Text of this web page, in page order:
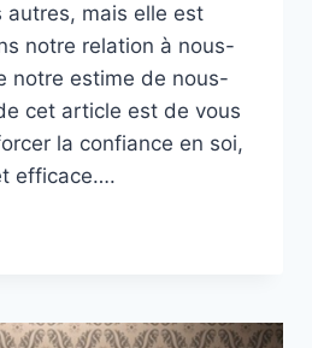
autres, mais elle est
notre relation à nous-
notre estime de nous-
cet article est de vous
la confiance en soi,
efficace….